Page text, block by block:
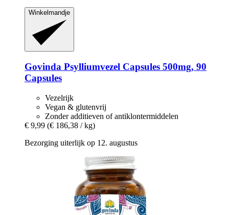
Winkelmandje
Govinda Psylliumvezel Capsules 500mg, 90
Capsules
Vezelrijk
Vegan & glutenvrij
Zonder additieven of antiklontermiddelen
€ 9,99 (€ 186,38 / kg)
Bezorging uiterlijk op 12. augustus